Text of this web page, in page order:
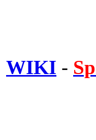
WIKI -